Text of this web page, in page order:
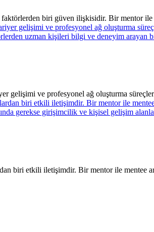
biri güven ilişkisidir. Bir mentor ile
gelişimi ve profesyonel ağ oluşturma
biri etkili iletişimdir. Bir mentor ile mentee